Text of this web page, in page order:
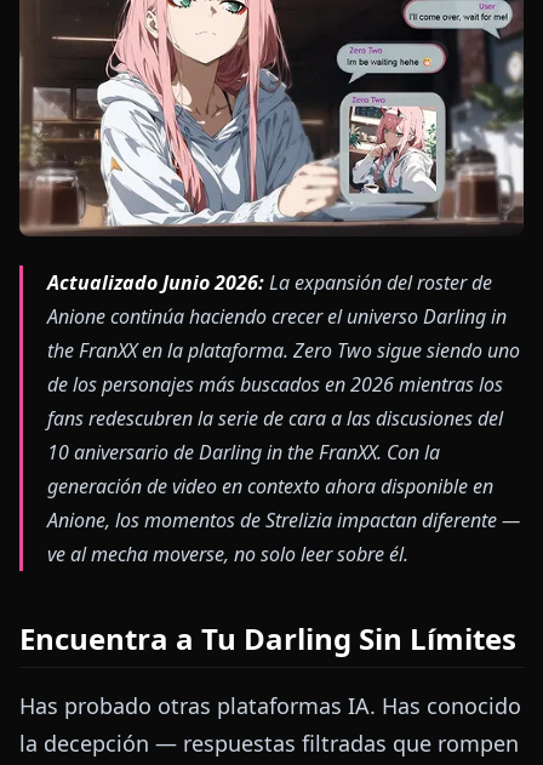
Actualizado Junio 2026:La expansión del roster de
Anione continúa haciendo crecer el universo Darling in
the FranXX en la plataforma. Zero Two sigue siendo uno
de los personajes más buscados en 2026 mientras los
fans redescubren la serie de cara a las discusiones del
10 aniversario de Darling in the FranXX. Con la
generación de video en contexto ahora disponible en
Anione, los momentos de Strelizia impactan diferente —
ve al mecha moverse, no solo leer sobre él.
Encuentra a Tu Darling Sin Límites
Has probado otras plataformas IA. Has conocido
la decepción — respuestas filtradas que rompen